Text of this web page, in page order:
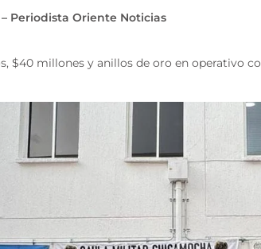
Periodista Oriente Noticias
$40 millones y anillos de oro en operativo